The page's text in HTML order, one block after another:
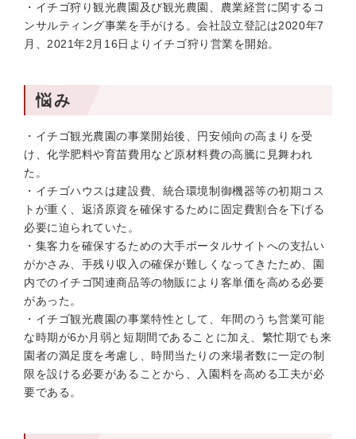
・イチゴ狩り観光農園及び観光農園、農業経営に関するコ
ンサルティング事業を手がける。会社設立登記は2020年7
月、2021年2月16日よりイチゴ狩り営業を開始。
悩み
・イチゴ観光農園の事業開始後、円安傾向の高まりを受
け、化学肥料や育苗費用など原材料費の高騰に見舞われ
た。
・イチゴハウスは建設費、統合環境制御機器等の初期コス
トが重く、返済原資を確保するために固定費割合を下げる
必要に迫られていた。
・集客力を確保するための大手ポータルサイトへの支払い
がかさみ、手残り収入の確保が難しくなってきたため、園
内でのイチゴ関連商品等の物販により客単価を高める必要
があった。
・イチゴ観光農園の事業特性として、年間のうち営業可能
な時期が6か月弱と短期間であることに加え、繁忙期でも来
園者の満足度を考慮し、時間当たりの来場者数に一定の制
限を設ける必要があることから、入園料を高める工夫が必
要である。